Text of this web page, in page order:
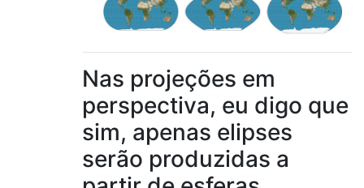
Nas projeções em
perspectiva, eu digo que
sim, apenas elipses
serão produzidas a